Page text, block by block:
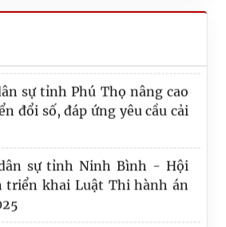
thi hành án, thông báo thi
QĐ/TW về thi hành Điều lệ
đề cần lưu ý về phân cấp
hiện
lý Thi hành án dân sự và
định công tác cán bộ tại Cục
án dân sự, Bộ Tư pháp
sự tỉnh Phú Thọ nâng cao
đổi số, đáp ứng yêu cầu cải
sự tỉnh Ninh Bình - Hội
triển khai Luật Thi hành án